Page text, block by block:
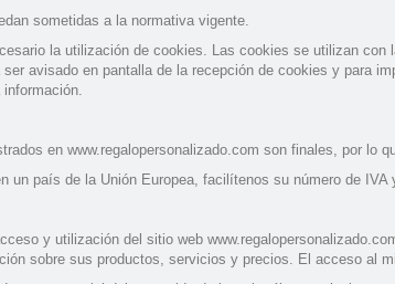
sometidas a la normativa vigente.
la utilización de cookies. Las cookies se utilizan
ser avisado en pantalla de la recepción de cookies y para
en www.regalopersonalizado.com son finales, por lo
un país de la Unión Europea, facilítenos su número de
y utilización del sitio web
sobre sus productos, servicios y precios. El acceso al